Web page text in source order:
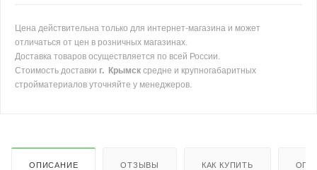
Цена действительна только для интернет-магазина и может
отличаться от цен в розничных магазинах.
Доставка товаров осуществляется по всей России.
Стоимость доставки г. Крымск средне и крупногабаритных
стройматериалов уточняйте у менеджеров.
ОПИСАНИЕ ОТЗЫВЫ КАК КУПИТЬ